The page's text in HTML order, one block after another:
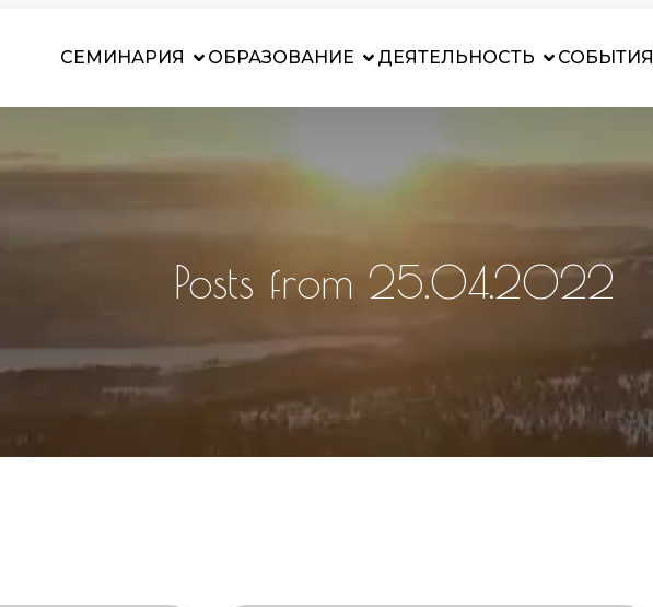
СЕМИНАРИЯ ОБРАЗОВАНИЕ ДЕЯТЕЛЬНОСТЬ СОБЫТИЯ
Posts from 25.04.2022